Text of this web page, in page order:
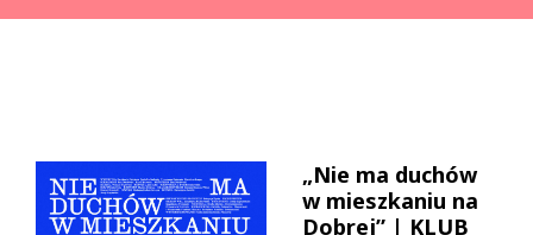
„Nie ma duchów
w mieszkaniu na
Dobrej” | KLUB